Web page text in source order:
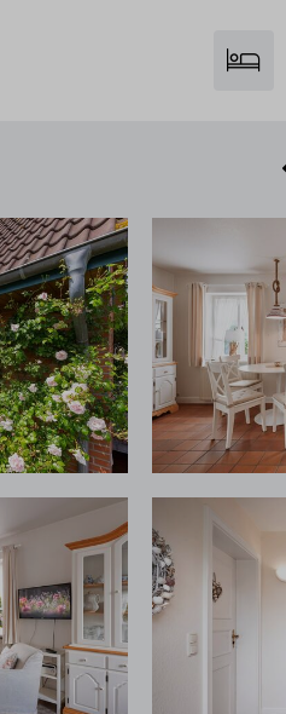
Insel Föhr Exklusiv
04681 7461780
Persönliche Beratung